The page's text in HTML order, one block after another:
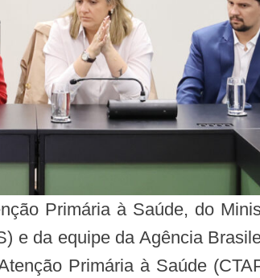
e da equipe da Agência
Primária à Saúde